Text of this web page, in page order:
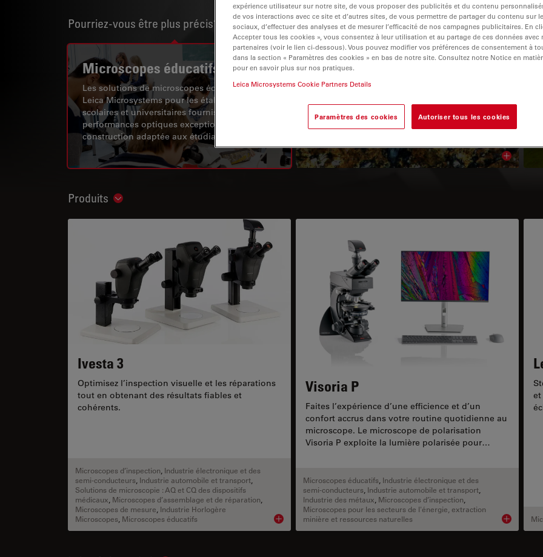
Pourriez-vous être plus précis? Show subnavigation
Microscopes éducatifs
Les solutions de microscopes éducatifs de
Leica Microsystems pour les établissements
scolaires et universitaires fournissent des
performances optiques exceptionnelles et une
construction adaptée aux étudiants.
MICROSCOPES POUR LES SCIENCES DE LA
TERRE
Découvrez l'évolution de la
Terre
Read
Produits Show subnavigation
Ivesta 3
Optimisez l’inspection visuelle et les réparations
tout en obtenant des résultats fiables et
cohérents.
Microscopes d’inspection, Industrie électronique et des
semi-conducteurs, Industrie automobile et transport,
Solutions de microscopie : AQ et CQ des dispositifs
médicaux, Microscopes d’assemblage et de réparation,
Microscopes de mesure, Industrie Horlogère
Microscopes, Microscopes éducatifs Product details
Visoria P
Faites l’expérience d’une efficience et d’un
confort accrus dans votre routine quotidienne au
microscope. Le microscope de polarisation
Visoria P exploite la lumière polarisée pour
Microscopes éducatifs, Industrie électronique et des
semi-conducteurs, Industrie automobile et transport,
Industrie des métaux, Microscopes d’inspection,
Microscopes pour les secteurs de l'énergie, extraction
minière et ressources naturelles
Product
et
expérience utilisateur sur notre site, de vous proposer des publicités et du contenu
de vos interactions avec ce site et d’autres sites, de vous permettre de partager du contenu sur
sociaux, d’effectuer des analyses et de mesurer l’efficacité de nos campagnes publicitaires. En
Accepter tous les cookies », vous consentez à leur utilisation et au partage de ces données avec
partenaires (voir le lien ci-dessous). Vous pouvez modifier vos préférences de consentement à
dans la section « Paramètres des cookies » en bas de notre site. Consultez notre Notice en
pour en savoir plus sur nos pratiques.
Leica Microsystems Cookie Partners Details
Paramètres des cookies Autoriser tous les cookies